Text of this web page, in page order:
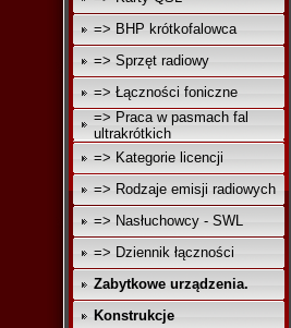
=> BHP krótkofalowca
=> Sprzęt radiowy
=> Łączności foniczne
=> Praca w pasmach fal
ultrakrótkich
=> Kategorie licencji
=> Rodzaje emisji radiowych
=> Nasłuchowcy - SWL
=> Dziennik łączności
Zabytkowe urządzenia.
Konstrukcje